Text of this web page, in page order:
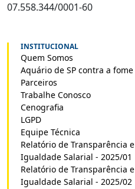
07.558.344/0001-60
INSTITUCIONAL
Quem Somos
Aquário de SP contra a fome
Parceiros
Trabalhe Conosco
Cenografia
LGPD
Equipe Técnica
Relatório de Transparência e
Igualdade Salarial - 2025/01
Relatório de Transparência e
Igualdade Salarial - 2025/02